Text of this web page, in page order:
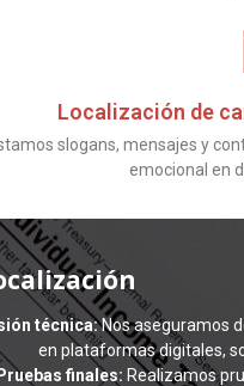
Localización de
slogans, mensajes y
emocional en
técnica:Nos aseguramos
en plataformas digitales,
Pruebas finales: Realizamos